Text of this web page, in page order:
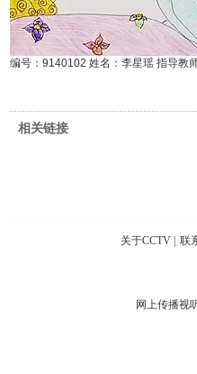
编号：9140102 姓名：李星瑶 指导教
相关链接
关于CCTV 联
网上传播视